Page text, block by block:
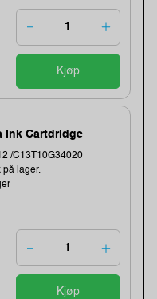
Kjøp
Ink Cartdridge
/C13T10G34020
på lager.
Kjøp